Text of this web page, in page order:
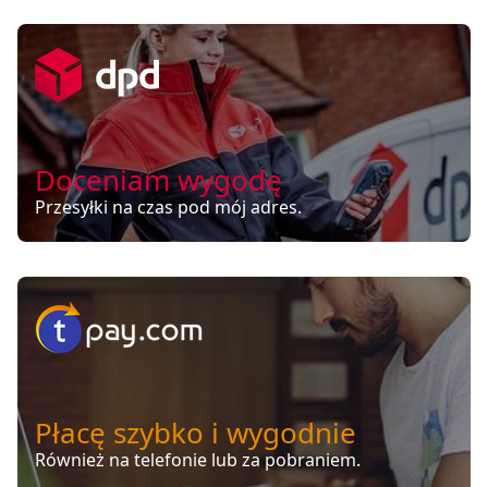
Doceniam wygodę
Przesyłki na czas pod mój adres.
Płacę szybko i wygodnie
Również na telefonie lub za pobraniem.